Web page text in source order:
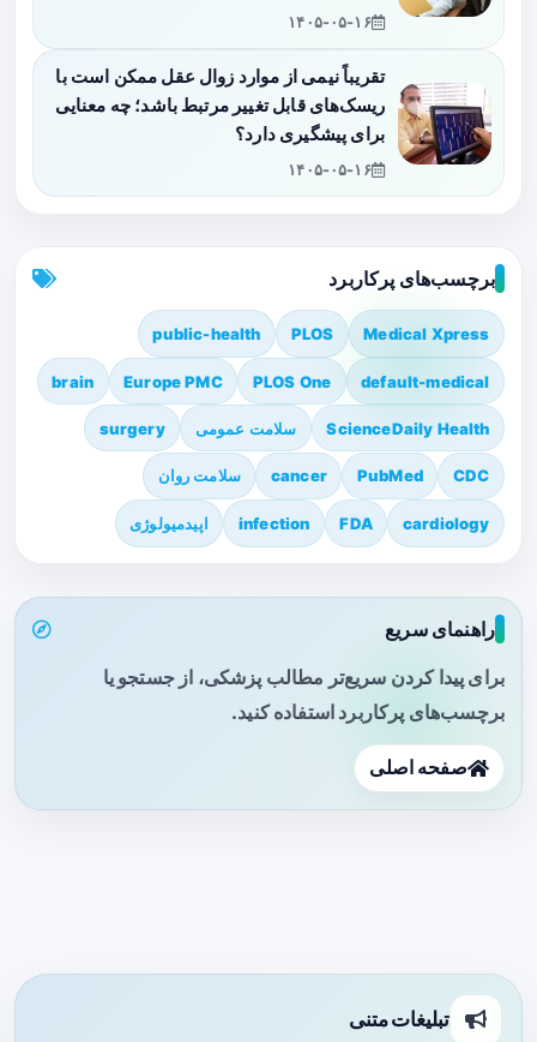
۱۴۰۵-۰۵-۱۶
تقریباً نیمی از موارد زوال عقل ممکن است با
ریسک‌های قابل تغییر مرتبط باشد؛ چه معنایی
برای پیشگیری دارد؟
۱۴۰۵-۰۵-۱۶
برچسب‌های پرکاربرد
Medical Xpress
PLOS
public-health
default-medical
PLOS One
Europe PMC
brain
ScienceDaily Health سلامت عمومی surgery
CDC
PubMed
cancer سلامت روان
cardiology
FDA
infection اپیدمیولوژی
راهنمای سریع
برای پیدا کردن سریع‌تر مطالب پزشکی، از جستجو یا
برچسب‌های پرکاربرد استفاده کنید.
صفحه اصلی
تبلیغات متنی